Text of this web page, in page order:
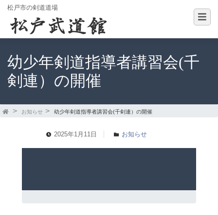
松戸市の剣道道場
幼少年剣道指導者講習会(千
剣連）の開催
お知らせ 幼少年剣道指導者講習会(千剣連）の開催
2025年1月11日 お知らせ